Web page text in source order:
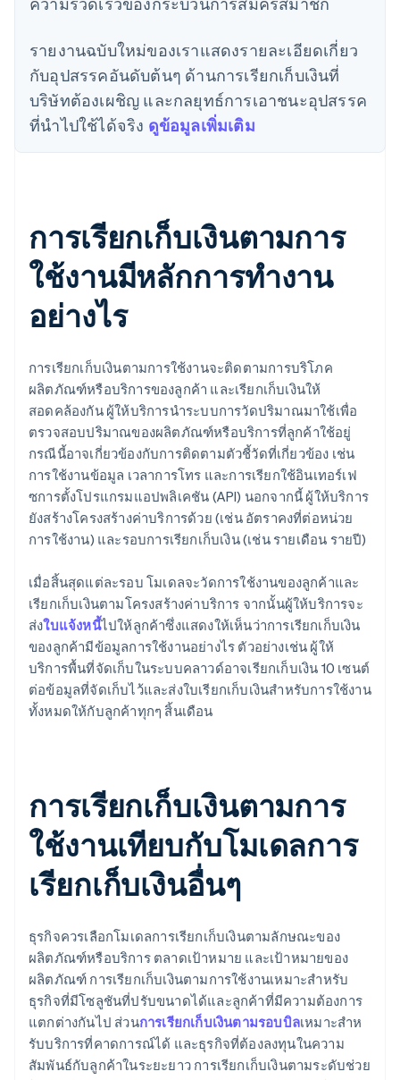
รายงานฉบับใหม่ของเราแสดงรายละเอียดเกี่ยว
กับอุปสรรคอันดับต้นๆ ด้านการเรียกเก็บเงินที่
บริษัทต้องเผชิญ และกลยุทธ์การเอาชนะอุปสรรค
ที่นําไปใช้ได้จริง ดูข้อมูลเพิ่มเติม
การเรียกเก็บเงินตามการ
ใช้งานมีหลักการทํางาน
อย่างไร
การเรียกเก็บเงินตามการใช้งานจะติดตามการบริโภค
ผลิตภัณฑ์หรือบริการของลูกค้า และเรียกเก็บเงินให้
สอดคล้องกัน ผู้ให้บริการนําระบบการวัดปริมาณมาใช้เพื่อ
ตรวจสอบปริมาณของผลิตภัณฑ์หรือบริการที่ลูกค้าใช้อยู่
กรณีนี้อาจเกี่ยวข้องกับการติดตามตัวชี้วัดที่เกี่ยวข้อง เช่น
การใช้งานข้อมูล เวลาการโทร และการเรียกใช้อินเทอร์เฟ
ซการตั้งโปรแกรมแอปพลิเคชัน (API) นอกจากนี้ ผู้ให้บริการ
ยังสร้างโครงสร้างค่าบริการด้วย (เช่น อัตราคงที่ต่อหน่วย
การใช้งาน) และรอบการเรียกเก็บเงิน (เช่น รายเดือน รายปี)
เมื่อสิ้นสุดแต่ละรอบ โมเดลจะวัดการใช้งานของลูกค้าและ
เรียกเก็บเงินตามโครงสร้างค่าบริการ จากนั้นผู้ให้บริการจะ
ส่งใบแจ้งหนี้ไปให้ลูกค้าซึ่งแสดงให้เห็นว่าการเรียกเก็บเงิน
ของลูกค้ามีข้อมูลการใช้งานอย่างไร ตัวอย่างเช่น ผู้ให้
บริการพื้นที่จัดเก็บในระบบคลาวด์อาจเรียกเก็บเงิน 10 เซนต์
ต่อข้อมูลที่จัดเก็บไว้และส่งใบเรียกเก็บเงินสําหรับการใช้งาน
ทั้งหมดให้กับลูกค้าทุกๆ สิ้นเดือน
การเรียกเก็บเงินตามการ
ใช้งานเทียบกับโมเดลการ
เรียกเก็บเงินอื่นๆ
ธุรกิจควรเลือกโมเดลการเรียกเก็บเงินตามลักษณะของ
ผลิตภัณฑ์หรือบริการ ตลาดเป้าหมาย และเป้าหมายของ
ผลิตภัณฑ์ การเรียกเก็บเงินตามการใช้งานเหมาะสําหรับ
ธุรกิจที่มีโซลูชันที่ปรับขนาดได้และลูกค้าที่มีความต้องการ
แตกต่างกันไป ส่วนการเรียกเก็บเงินตามรอบบิลเหมาะสําห
รับบริการที่คาดการณ์ได้ และธุรกิจที่ต้องลงทุนในความ
สัมพันธ์กับลูกค้าในระยะยาว การเรียกเก็บเงินตามระดับช่วย